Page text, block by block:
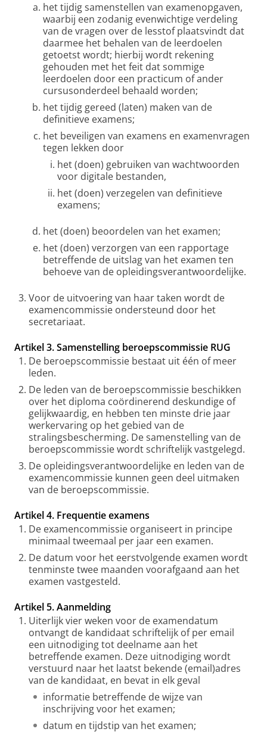
het tijdig samenstellen van examenopgaven,
waarbij een zodanig evenwichtige verdeling
van de vragen over de lesstof plaatsvindt dat
daarmee het behalen van de leerdoelen
getoetst wordt; hierbij wordt rekening
gehouden met het feit dat sommige
leerdoelen door een practicum of ander
cursusonderdeel behaald worden;
het tijdig gereed (laten) maken van de
definitieve examens;
het beveiligen van examens en examenvragen
tegen lekken door
het (doen) gebruiken van wachtwoorden
voor digitale bestanden,
het (doen) verzegelen van definitieve
examens;
het (doen) beoordelen van het examen;
het (doen) verzorgen van een rapportage
betreffende de uitslag van het examen ten
behoeve van de opleidingsverantwoordelijke.
Voor de uitvoering van haar taken wordt de
examencommissie ondersteund door het
secretariaat.
Artikel 3. Samenstelling beroepscommissie RUG
De beroepscommissie bestaat uit één of meer
leden.
De leden van de beroepscommissie beschikken
over het diploma coördinerend deskundige of
gelijkwaardig, en hebben ten minste drie jaar
werkervaring op het gebied van de
stralingsbescherming. De samenstelling van de
beroepscommissie wordt schriftelijk vastgelegd.
De opleidingsverantwoordelijke en leden van de
examencommissie kunnen geen deel uitmaken
van de beroepscommissie.
Artikel 4. Frequentie examens
De examencommissie organiseert in principe
minimaal tweemaal per jaar een examen.
De datum voor het eerstvolgende examen wordt
tenminste twee maanden voorafgaand aan het
examen vastgesteld.
Artikel 5. Aanmelding
Uiterlijk vier weken voor de examendatum
ontvangt de kandidaat schriftelijk of per email
een uitnodiging tot deelname aan het
betreffende examen. Deze uitnodiging wordt
verstuurd naar het laatst bekende (email)adres
van de kandidaat, en bevat in elk geval
informatie betreffende de wijze van
inschrijving voor het examen;
datum en tijdstip van het examen;